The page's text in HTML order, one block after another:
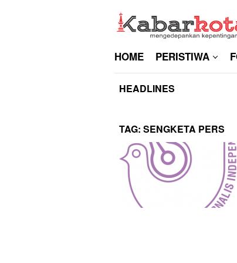
HOME PERISTIWA
HEADLINES
TAG: SENGKETA PERS